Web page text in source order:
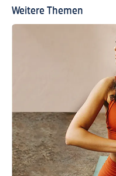
Weitere Themen